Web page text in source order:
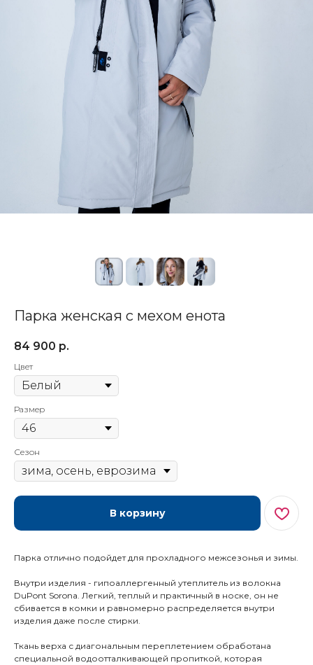
Парка женская с мехом енота
84 900 р.
Цвет
Размер
Сезон
В корзину
Парка отлично подойдет для прохладного межсезонья и зимы.
Внутри изделия - гипоаллергенный утеплитель из волокна
DuPont Sorona. Легкий, теплый и практичный в носке, он не
сбивается в комки и равномерно распределяется внутри
изделия даже после стирки.
Ткань верха с диагональным переплетением обработана
специальной водоотталкивающей пропиткой, которая